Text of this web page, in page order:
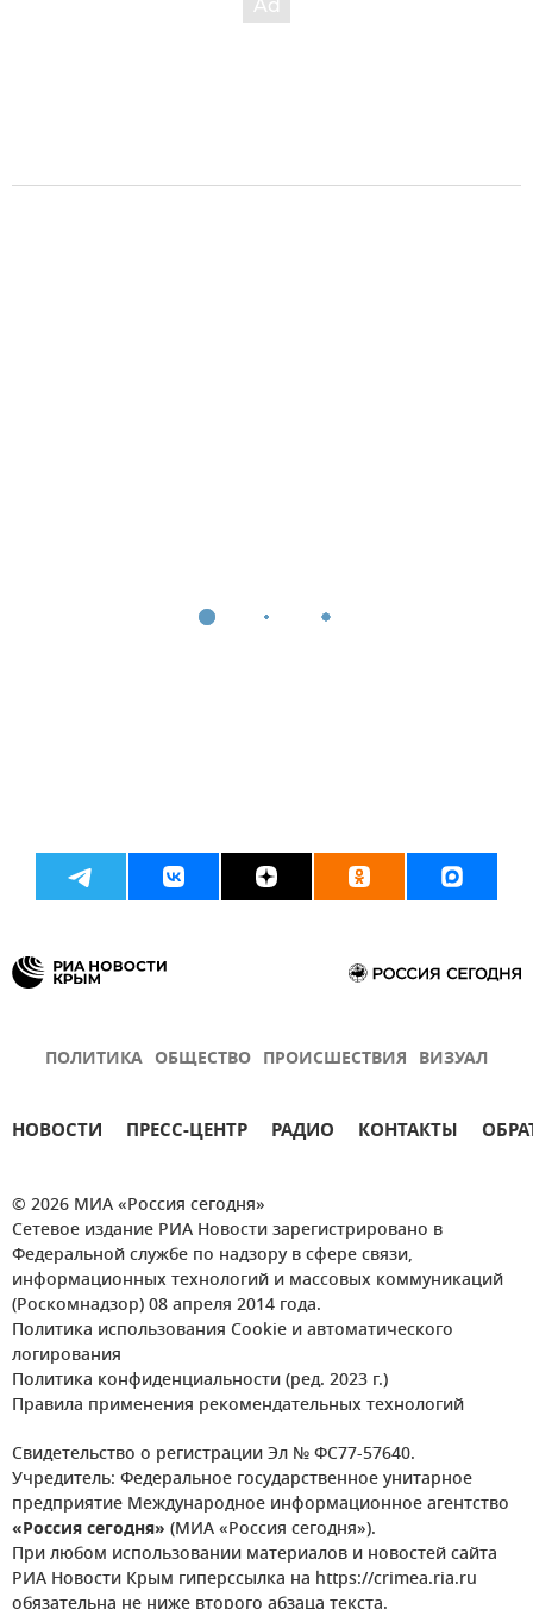
ПОЛИТИКА ОБЩЕСТВО ПРОИСШЕСТВИЯ ВИЗУАЛ
НОВОСТИ ПРЕСС-ЦЕНТР РАДИО КОНТАКТЫ
© 2026 МИА «Россия сегодня»
Сетевое издание РИА Новости зарегистрировано в
Федеральной службе по надзору в сфере связи,
информационных технологий и массовых коммуникаций
(Роскомнадзор) 08 апреля 2014 года.
Политика использования Cookie и автоматического
логирования
Политика конфиденциальности (ред. 2023 г.)
Правила применения рекомендательных технологий
Свидетельство о регистрации Эл № ФС77-57640.
Учредитель: Федеральное государственное унитарное
предприятие Международное информационное агентство
«Россия сегодня» (МИА «Россия сегодня»).
При любом использовании материалов и новостей сайта
РИА Новости Крым гиперссылка на https://crimea.ria.ru